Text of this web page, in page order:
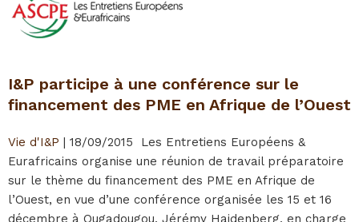
I&P participe à une conférence sur le
financement des PME en Afrique de l’Ouest
Vie d'I&P | 18/09/2015 Les Entretiens Européens &
Eurafricains organise une réunion de travail préparatoire
sur le thème du financement des PME en Afrique de
l’Ouest, en vue d’une conférence organisée les 15 et 16
décembre à Ougadougou. Jérémy Hajdenberg, en charge